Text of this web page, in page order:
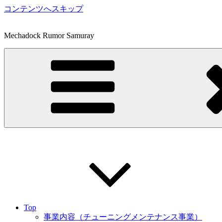
コンテンツへスキップ
Mechadock Rumor Samuray
Top
事業内容（チューニングメンテナンス事業）